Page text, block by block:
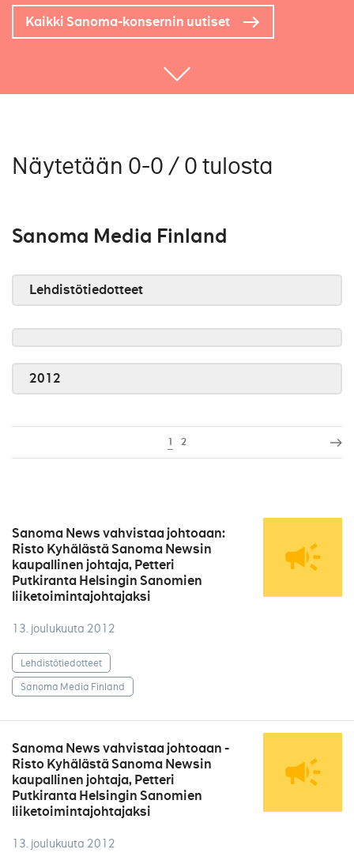
Kaikki Sanoma-konsernin uutiset
Näytetään 0-0 / 0 tulosta
Sanoma Media Finland
Lehdistötiedotteet
2012
1 2
Sanoma News vahvistaa johtoaan:
Risto Kyhälästä Sanoma Newsin
kaupallinen johtaja, Petteri
Putkiranta Helsingin Sanomien
liiketoimintajohtajaksi
13. joulukuuta 2012
Lehdistötiedotteet
Sanoma Media Finland
Sanoma News vahvistaa johtoaan -
Risto Kyhälästä Sanoma Newsin
kaupallinen johtaja, Petteri
Putkiranta Helsingin Sanomien
liiketoimintajohtajaksi
13. joulukuuta 2012